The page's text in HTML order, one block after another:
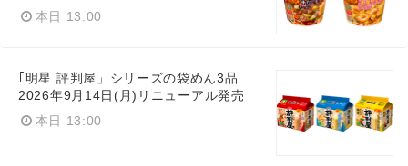
本日 13:00
｢明星 評判屋」シリーズの袋めん3品
2026年9月14日(月)リニューアル発売
本日 13:00